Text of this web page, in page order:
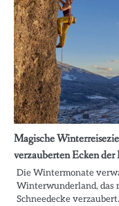
Magische
verzauberten Ecken
Die Wintermonate
Winterwunderland, das
Schneedecke